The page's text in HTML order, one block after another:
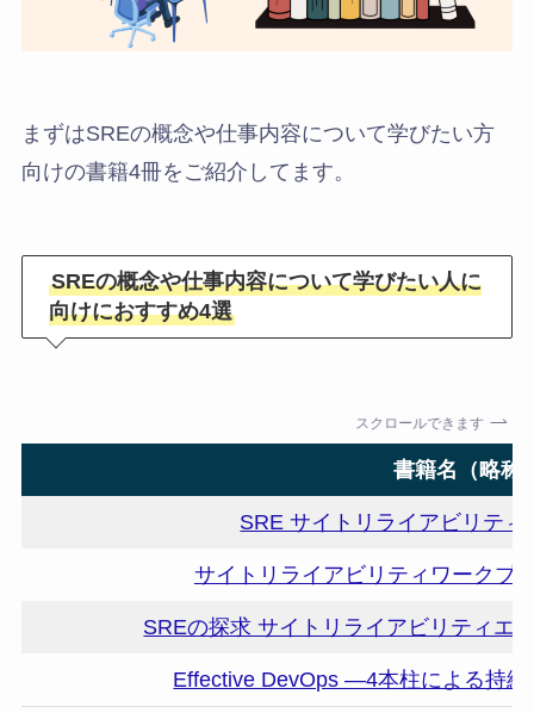
まずはSREの概念や仕事内容について学びたい方
向けの書籍4冊をご紹介してます。
SREの概念や仕事内容について学びたい人に
向けにおすすめ4選
スクロールできます
書籍名（略称
SRE サイトリライアビリテ
サイトリライアビリティワーク
SREの探求 サイトリライアビリティエ
Effective DevOps ―4本柱による持